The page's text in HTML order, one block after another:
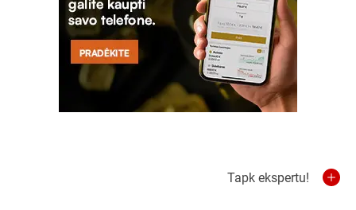
Tapk ekspertu!